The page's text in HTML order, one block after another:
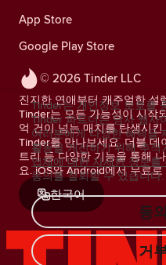
© 2026 Tinder LLC
진지한 연애부터 캐주얼한 설
Tinder는 모든 가능성이 시작
억 건이 넘는 매치를 탄생시
Tinder를 만나보세요. 더블 데
트리 등 다양한 기능을 통해
요. iOS와 Android에서 무료
한국어
App Store
Google Play Store
Tinder는 개인정보 보호를
Tinder 파트너는 당사 웹사
여러분에게 다양한 혜택을
활동을 개선하기 위해 추적
업체에 대한 자세한 정보를
동의를 철회할 수 있습니다.
동
거